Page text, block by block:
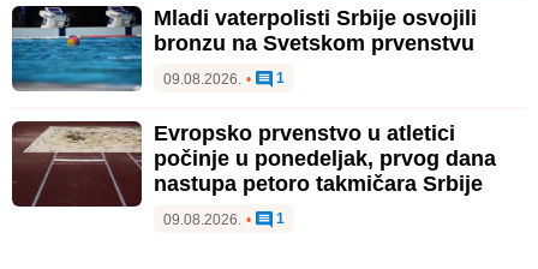
Mladi vaterpolisti Srbije osvojili
bronzu na Svetskom prvenstvu
09.08.2026. • 1
Evropsko prvenstvo u atletici
počinje u ponedeljak, prvog dana
nastupa petoro takmičara Srbije
09.08.2026. • 1